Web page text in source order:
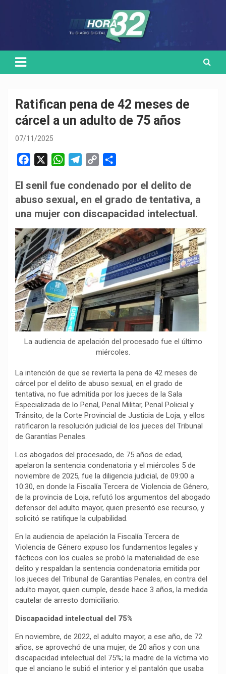
Ratifican pena de 42 meses de
cárcel a un adulto de 75 años
07/11/2025
c
e
b
o
k
W
a
t
s
p
p
l
e
g
a
m
p
y
L
n
k
m
p
a
t
i
r
El senil fue condenado por el delito de
abuso sexual, en el grado de tentativa, a
una mujer con discapacidad intelectual.
La audiencia de apelación del procesado fue el último
miércoles.
La intención de que se revierta la pena de 42 meses de
cárcel por el delito de abuso sexual, en el grado de
tentativa, no fue admitida por los jueces de la Sala
Especializada de lo Penal, Penal Militar, Penal Policial y
Tránsito, de la Corte Provincial de Justicia de Loja, y ellos
ratificaron la resolución judicial de los jueces del Tribunal
de Garantías Penales.
Los abogados del procesado, de 75 años de edad,
apelaron la sentencia condenatoria y el miércoles 5 de
noviembre de 2025, fue la diligencia judicial, de 09:00 a
10:30, en donde la Fiscalía Tercera de Violencia de Género,
de la provincia de Loja, refutó los argumentos del abogado
defensor del adulto mayor, quien presentó ese recurso, y
solicitó se ratifique la culpabilidad.
En la audiencia de apelación la Fiscalía Tercera de
Violencia de Género expuso los fundamentos legales y
fácticos con los cuales se probó la materialidad de ese
delito y respaldan la sentencia condenatoria emitida por
los jueces del Tribunal de Garantías Penales, en contra del
adulto mayor, quien cumple, desde hace 3 años, la medida
cautelar de arresto domiciliario.
Discapacidad intelectual del 75%
En noviembre, de 2022, el adulto mayor, a ese año, de 72
años, se aprovechó de una mujer, de 20 años y con una
discapacidad intelectual del 75%; la madre de la víctima vio
que el anciano le subió el interior y el pantalón que usaba